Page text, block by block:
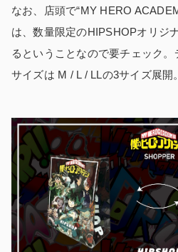
なお、店頭で“MY HERO
は、数量限定のHIPSHOPオリジ
るということなので要チェック
サイズは M / L / LLの3サイズ展開。